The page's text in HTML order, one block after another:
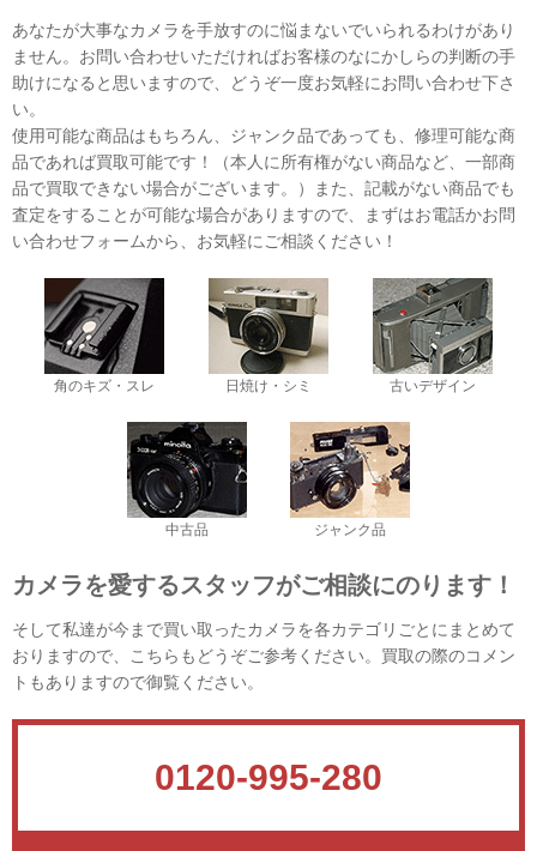
あなたが大事なカメラを手放すのに悩まないでいられるわけがあり
ません。お問い合わせいただければお客様のなにかしらの判断の手
助けになると思いますので、どうぞ一度お気軽にお問い合わせ下さ
い。
使用可能な商品はもちろん、ジャンク品であっても、修理可能な商
品であれば買取可能です！（本人に所有権がない商品など、一部商
品で買取できない場合がございます。）また、記載がない商品でも
査定をすることが可能な場合がありますので、まずはお電話かお問
い合わせフォームから、お気軽にご相談ください！
角のキズ・スレ 日焼け・シミ 古いデザイン
中古品 ジャンク品
カメラを愛するスタッフがご相談にのります！
そして私達が今まで買い取ったカメラを各カテゴリごとにまとめて
おりますので、こちらもどうぞご参考ください。買取の際のコメン
トもありますので御覧ください。
0120-995-280